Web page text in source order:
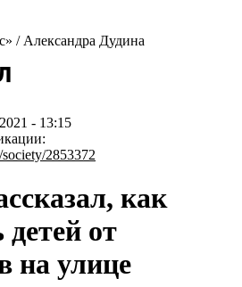
/ Александра Дудина
- 13:15
2853372
как
детей от
на улице